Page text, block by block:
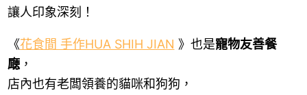
讓人印象深刻！
《花食間 手作HUA SHIH JIAN 》也是寵物友善餐
廰，
店內也有老闆領養的貓咪和狗狗，